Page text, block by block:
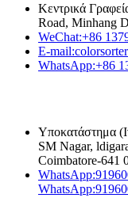
Κεντρικά
Road, Minhang
WeChat:+86
E-mail:
WhatsApp:+86
Υποκατάστημα
SM Nagar,
Coimbatore-641
WhatsApp:
WhatsApp: